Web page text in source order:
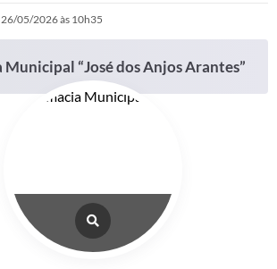
05/2026 às 10h35
Municipal “José dos Anjos Arantes”